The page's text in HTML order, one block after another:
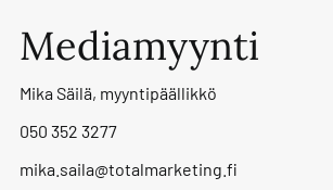
Mediamyynti
Mika Säilä, myyntipäällikkö
050 352 3277
mika.saila@totalmarketing.fi